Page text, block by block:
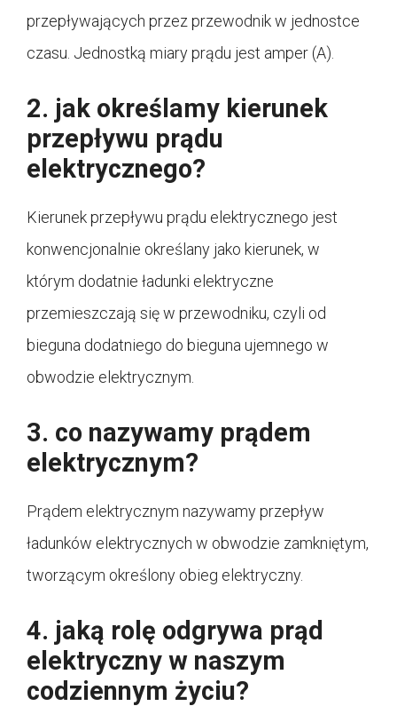
przepływających przez przewodnik w jednostce
czasu. Jednostką miary prądu jest amper (A).
2. jak określamy kierunek
przepływu prądu
elektrycznego?
Kierunek przepływu prądu elektrycznego jest
konwencjonalnie określany jako kierunek, w
którym dodatnie ładunki elektryczne
przemieszczają się w przewodniku, czyli od
bieguna dodatniego do bieguna ujemnego w
obwodzie elektrycznym.
3. co nazywamy prądem
elektrycznym?
Prądem elektrycznym nazywamy przepływ
ładunków elektrycznych w obwodzie zamkniętym,
tworzącym określony obieg elektryczny.
4. jaką rolę odgrywa prąd
elektryczny w naszym
codziennym życiu?